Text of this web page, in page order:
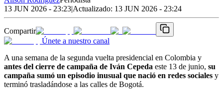
13 JUN 2026 - 23:23|Actualizado: 13 JUN 2026 - 23:24
Compartir
Únete a nuestro canal
A una semana de la segunda vuelta presidencial en Colombia y
antes del cierre de campaña de Iván Cepeda este 13 de junio, su
campaña sumó un episodio inusual que nació en redes sociales y
terminó trasladándose a las calles de Bogotá.